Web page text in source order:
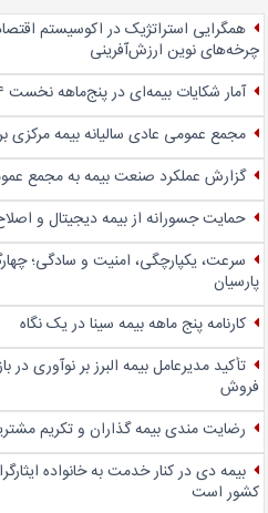
همگرایی استراتژیک در اکوسیستم
چرخه‌های نوین ارزش‌آفرینی
آمار شکایات بیمه‌ای در پنج‌‌ماهه نخست ۱۴۰۴ منتشر شد
مجمع عمومی عادی سالیانه بیمه مرکزی
گزارش عملکرد صنعت بیمه به مجمع
حمایت جسورانه از بیمه دیجیتال و
سرعت، یکپارچگی، امنیت و سادگی؛
پارسیان
کارنامه پنج ماهه بیمه سینا در یک نگاه
تأکید مدیرعامل بیمه البرز بر نوآوری در
فروش
رضایت مندی بیمه گذاران و تکریم
بیمه دی در کنار خدمت به خانواده
کشور است